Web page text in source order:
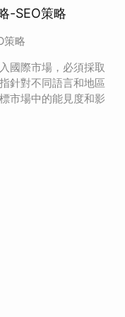
-SEO策略
策略
國際市場，必須採取
針對不同語言和地區
市場中的能見度和影